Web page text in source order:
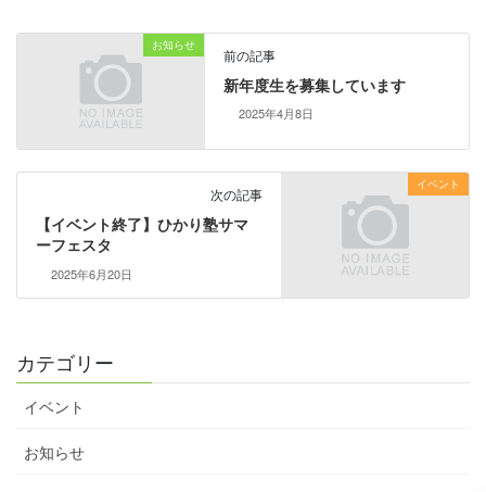
お知らせ
前の記事
新年度生を募集しています
2025年4月8日
イベント
次の記事
【イベント終了】ひかり塾サマ
ーフェスタ
2025年6月20日
カテゴリー
イベント
お知らせ